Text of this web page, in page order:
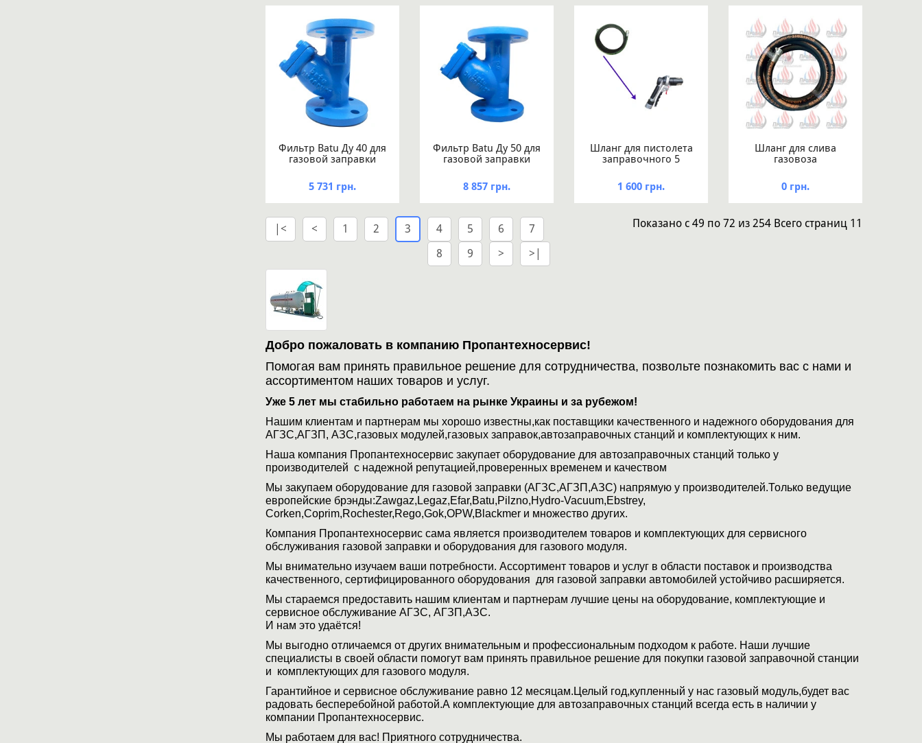
Фильтр Batu Ду 40 для
газовой заправки
5 731 грн.
Фильтр Batu Ду 50 для
газовой заправки
8 857 грн.
Шланг для пистолета
заправочного 5
1 600 грн.
Шланг для слива
газовоза
0 грн.
|< < 1 2 3 4 5 6
7
8
9 > >|
Показано с 49 по 72 из 254 Всего страниц 11
Добро пожаловать в компанию Пропантехносервис!
Помогая вам принять правильное решение для сотрудничества, позвольте познакомить вас с нами и
ассортиментом наших товаров и услуг.
Уже 5 лет мы стабильно работаем на рынке Украины и за рубежом!
Нашим клиентам и партнерам мы хорошо известны,как поставщики качественного и надежного оборудования для
АГЗС,АГЗП, АЗС,газовых модулей,газовых заправок,автозаправочных станций и комплектующих к ним.
Наша компания Пропантехносервис закупает оборудование для автозаправочных станций только у
производителей с надежной репутацией,проверенных временем и качеством
Мы закупаем оборудование для газовой заправки (АГЗС,АГЗП,АЗС) напрямую у производителей.Только ведущие
европейские брэнды:Zawgaz,Legaz,Efar,Batu,Pilzno,Hydro-Vacuum,Ebstrey,
Corken,Coprim,Rochester,Rego,Gok,OPW,Blackmer и множество других.
Компания Пропантехносервис сама является производителем товаров и комплектующих для сервисного
обслуживания газовой заправки и оборудования для газового модуля.
Мы внимательно изучаем ваши потребности. Ассортимент товаров и услуг в области поставок и производства
качественного, сертифицированного оборудования для газовой заправки автомобилей устойчиво расширяется.
Мы стараемся предоставить нашим клиентам и партнерам лучшие цены на оборудование, комплектующие и
сервисное обслуживание АГЗС, АГЗП,АЗС.
И нам это удаётся!
Мы выгодно отличаемся от других внимательным и профессиональным подходом к работе. Наши лучшие
специалисты в своей области помогут вам принять правильное решение для покупки газовой заправочной станции
и комплектующих для газового модуля.
Гарантийное и сервисное обслуживание равно 12 месяцам.Целый год,купленный у нас газовый модуль,будет вас
радовать бесперебойной работой.А комплектующие для автозаправочных станций всегда есть в наличии у
компании Пропантехносервис.
Мы работаем для вас! Приятного сотрудничества.